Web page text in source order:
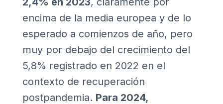
encima de la media europea y de lo
esperado a comienzos de año, pero
muy por debajo del crecimiento del
5,8% registrado en 2022 en el
contexto de recuperación
postpandemia. Para 2024,